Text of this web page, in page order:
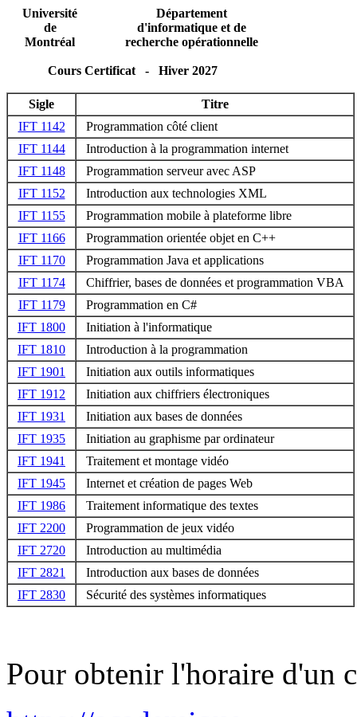
Université
Département
de
d'informatique et de
Montréal
recherche opérationnelle
Cours Certificat - Hiver 2027
Sigle
Titre
IFT 1142
Programmation côté client
IFT 1144
Introduction à la programmation internet
IFT 1148
Programmation serveur avec ASP
IFT 1152
Introduction aux technologies XML
IFT 1155
Programmation mobile à plateforme libre
IFT 1166
Programmation orientée objet en C++
IFT 1170
Programmation Java et applications
IFT 1174
Chiffrier, bases de données et programmation VBA
IFT 1179
Programmation en C#
IFT 1800
Initiation à l'informatique
IFT 1810
Introduction à la programmation
IFT 1901
Initiation aux outils informatiques
IFT 1912
Initiation aux chiffriers électroniques
IFT 1931
Initiation aux bases de données
IFT 1935
Initiation au graphisme par ordinateur
IFT 1941
Traitement et montage vidéo
IFT 1945
Internet et création de pages Web
IFT 1986
Traitement informatique des textes
IFT 2200
Programmation de jeux vidéo
IFT 2720
Introduction au multimédia
IFT 2821
Introduction aux bases de données
IFT 2830
Sécurité des systèmes informatiques
Pour obtenir l'horaire d'un